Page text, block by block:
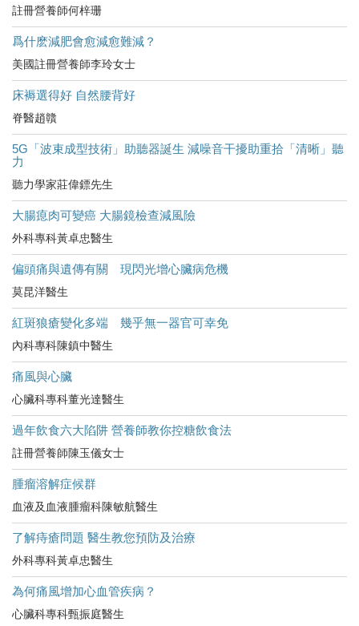
註冊營養師何梓珊
爲什麽減肥會愈減愈難減？
美國註冊營養師李玲女士
床褥選得好 自然腰背好
脊醫趙贛
5G「波束成型技術」助聽器誕生 減噪音干擾助重拾「清晰」聽
力
聽力學家莊偉鏢先生
大腸瘜肉可變癌 大腸鏡檢查減風險
外科專科黃卓忠醫生
偏頭痛與遺傳有關 現閃光增心臟病危機
莫昆洋醫生
紅斑狼瘡變化多端 幾乎無一器官可幸免
內科專科陳鎮中醫生
痛風與心臟
心臟科專科董光達醫生
過年飲食六大陷阱 營養師教你控糖飲食法
註冊營養師陳玉儀女士
腫瘤溶解症候群
血液及血液腫瘤科陳敏航醫生
了解痔瘡問題 醫生教您預防及治療
外科專科黃卓忠醫生
為何痛風增加心血管疾病？
心臟科專科甄振庭醫生